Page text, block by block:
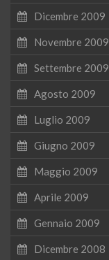
Dicembre 2009
Novembre 2009
Settembre 2009
Agosto 2009
Luglio 2009
Giugno 2009
Maggio 2009
Aprile 2009
Gennaio 2009
Dicembre 2008